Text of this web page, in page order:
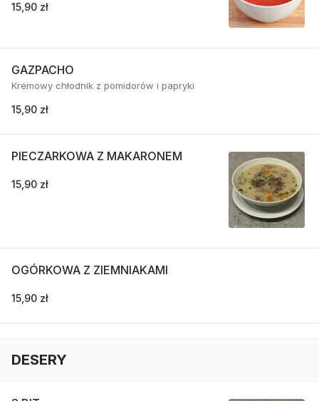
15,90 zł
GAZPACHO
Kremowy chłodnik z pomidorów i papryki
15,90 zł
PIECZARKOWA Z MAKARONEM
15,90 zł
OGÓRKOWA Z ZIEMNIAKAMI
15,90 zł
DESERY